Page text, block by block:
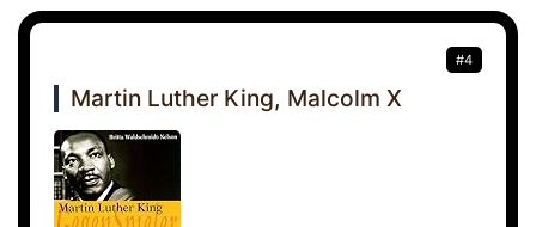
#4
Martin Luther King, Malcolm X